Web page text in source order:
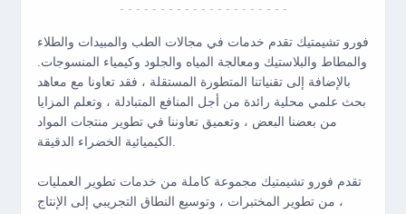
- - - - - - - - - - - - - - - - - - - - -
فورو تشيمتيك تقدم خدمات في مجالات الطب والمبيدات والطلاء
والمطاط والبلاستيك ومعالجة المياه والجلود وكيمياء المنسوجات.
بالإضافة إلى تقنياتنا المتطورة المستقلة ، فقد تعاونا مع معاهد
بحث علمي محلية رائدة من أجل المنافع المتبادلة ، وتعلم المزايا
من بعضنا البعض ، وتعميق تعاوننا في تطوير منتجات المواد
تقدم فورو تشيمتيك مجموعة كاملة من خدمات تطوير العمليات
، من تطوير المختبرات ، وتوسيع النطاق التجريبي إلى الإنتاج